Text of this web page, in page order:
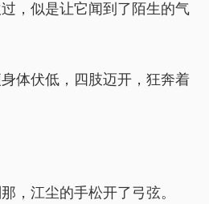
，似是让它闻到了陌生的气
体伏低，四肢迈开，狂奔着
，江尘的手松开了弓弦。